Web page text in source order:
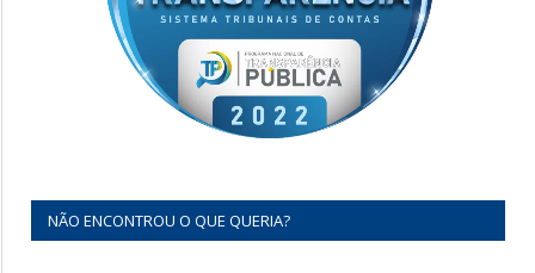
NÃO ENCONTROU O QUE QUERIA?